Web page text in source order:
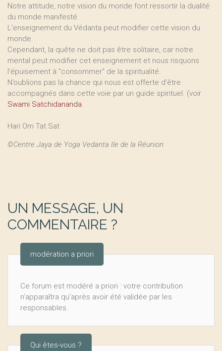
Notre attitude, notre vision du monde font ressortir la dualité
du monde manifesté.
L’enseignement du Védanta peut modifier cette vision du
monde.
Cependant, la quête ne doit pas être solitaire, car notre
mental peut modifier cet enseignement et nous risquons
l’épuisement à "consommer" de la spiritualité.
N’oublions pas la chance qui nous est offerte d’être
accompagnés dans cette voie par un guide spirituel. (voir
Swami Satchidananda.
Hari Om Tat Sat
©Centre Jaya de Yoga Vedanta Ile de la Réunion
UN MESSAGE, UN
COMMENTAIRE ?
modération a priori
Ce forum est modéré a priori : votre contribution
n’apparaîtra qu’après avoir été validée par les
responsables.
Qui êtes-vous ?